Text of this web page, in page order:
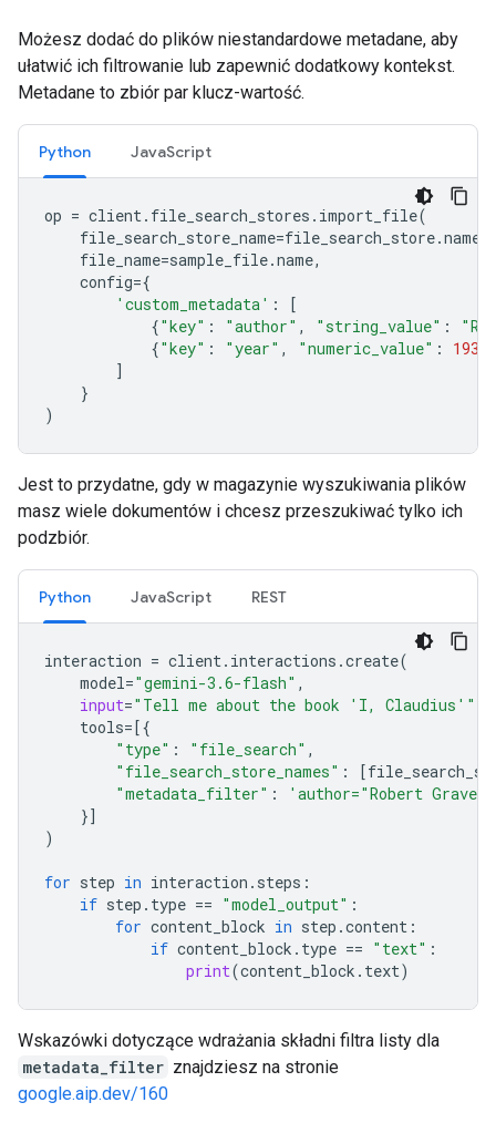
Możesz dodać do plików niestandardowe metadane, aby
ułatwić ich filtrowanie lub zapewnić dodatkowy kontekst.
Metadane to zbiór par klucz-wartość.
Python JavaScript
op = client. file_search_stores . import_file(
file_search_store_name=file_search_store.name
file_name=sample_file.name,
config={
'custom_metadata' :
[
{"key" : "author" , "string_value" :
{"key" : "year" , "numeric_value" : 1934
]
}
)
Jest to przydatne, gdy w magazynie wyszukiwania plików
masz wiele dokumentów i chcesz przeszukiwać tylko ich
podzbiór.
Python JavaScript REST
interaction = client. interactions .create(
model="gemini-3.6-flash" ,
input="Tell me about the book 'I, Claudius'"
tools=[{
"type" : "file_search" ,
"file_search_store_names" : [
"metadata_filter" :
'author="Robert
}]
)
for step in interaction . steps :
if step . type == "model_output" :
for content_block in step .content :
if content_block . type == "text" :
print(content_block . text)
Wskazówki dotyczące wdrażania składni filtra listy dla
metadata_filter znajdziesz na stronie
google.aip.dev/160